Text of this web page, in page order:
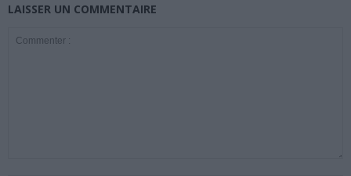
LAISSER UN COMMENTAIRE